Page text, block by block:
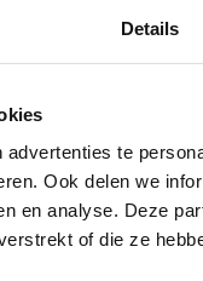
Details
te
Ook delen we
en analyse. Deze
of die ze
Inschrijven
OP